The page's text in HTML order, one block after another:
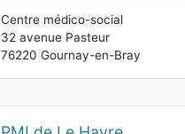
Centre médico-social
32 avenue Pasteur
76220 Gournay-en-Bray